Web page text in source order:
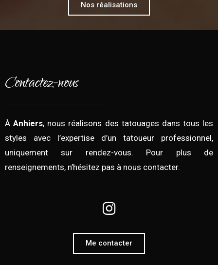
Nos réalisations
Contactez-nous
ÀAnhiers, nous réalisons des tatouages dans tous les
styles avec l’expertise d’un tatoueur professionnel,
uniquement sur rendez-vous. Pour plus de
renseignements, n’hésitez pas à nous contacter.
Me contacter